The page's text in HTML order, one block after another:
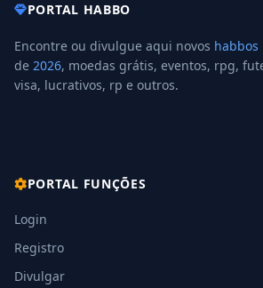
PORTAL HABBO
Encontre ou divulgue aqui novos habbos
de 2026, moedas grátis, eventos, rpg,
visa, lucrativos, rp e outros.
PORTAL FUNÇÕES
Login
Registro
Divulgar